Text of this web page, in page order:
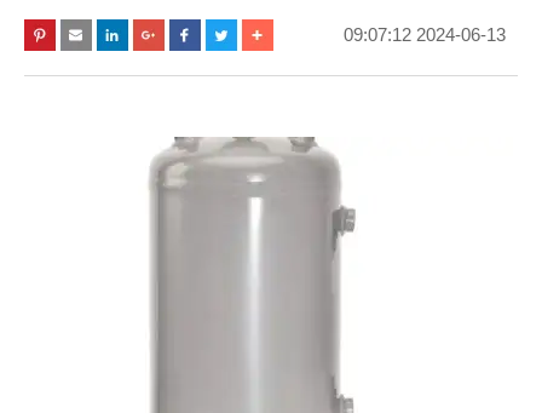
2024-06-13 09:07:12